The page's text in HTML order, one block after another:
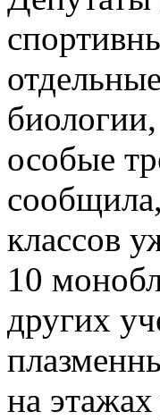
особые
классов
10
других
на